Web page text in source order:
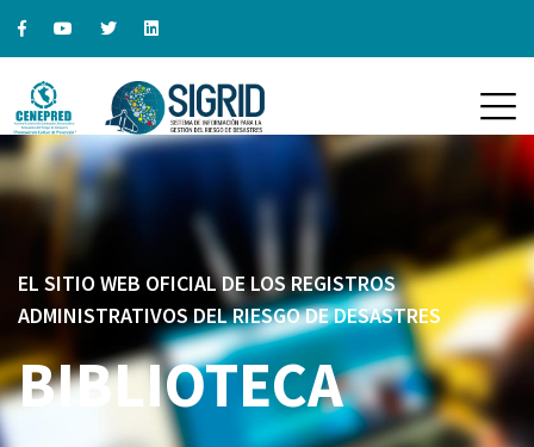
EL SITIO WEB OFICIAL DE LOS REGISTROS
ADMINISTRATIVOS DEL RIESGO DE DESASTRES
BIBLIOTECA